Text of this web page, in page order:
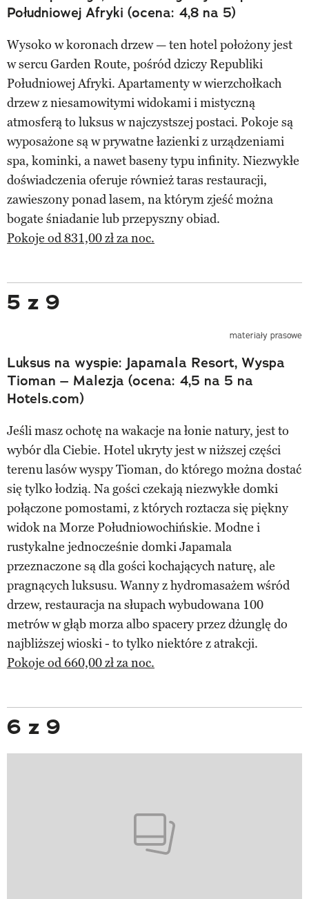
Południowej Afryki (ocena: 4,8 na 5)
Wysoko w koronach drzew — ten hotel położony jest
w sercu Garden Route, pośród dziczy Republiki
Południowej Afryki. Apartamenty w wierzchołkach
drzew z niesamowitymi widokami i mistyczną
atmosferą to luksus w najczystszej postaci. Pokoje są
wyposażone są w prywatne łazienki z urządzeniami
spa, kominki, a nawet baseny typu infinity. Niezwykłe
doświadczenia oferuje również taras restauracji,
zawieszony ponad lasem, na którym zjeść można
bogate śniadanie lub przepyszny obiad.
Pokoje od 831,00 zł za noc.
5 z 9
materiały prasowe
Luksus na wyspie: Japamala Resort, Wyspa
Tioman – Malezja (ocena: 4,5 na 5 na
Hotels.com)
Jeśli masz ochotę na wakacje na łonie natury, jest to
wybór dla Ciebie. Hotel ukryty jest w niższej części
terenu lasów wyspy Tioman, do którego można dostać
się tylko łodzią. Na gości czekają niezwykłe domki
połączone pomostami, z których roztacza się piękny
widok na Morze Południowochińskie. Modne i
rustykalne jednocześnie domki Japamala
przeznaczone są dla gości kochających naturę, ale
pragnących luksusu. Wanny z hydromasażem wśród
drzew, restauracja na słupach wybudowana 100
metrów w głąb morza albo spacery przez dżunglę do
najbliższej wioski - to tylko niektóre z atrakcji.
Pokoje od 660,00 zł za noc.
6 z 9